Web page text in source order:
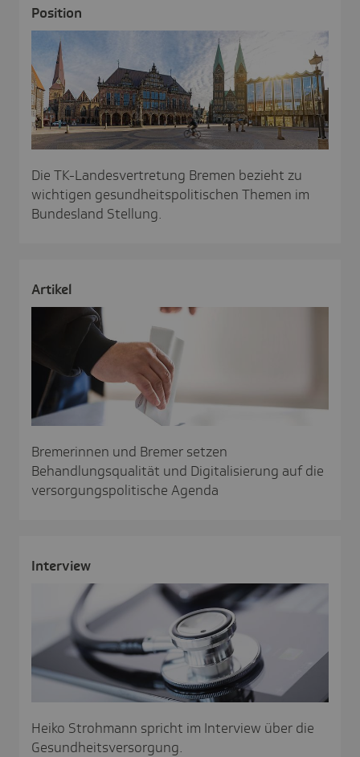
Posi­tion
Die TK-Landesvertretung Bremen bezieht zu
wichtigen gesundheitspolitischen Themen im
Bundesland Stellung.
Artikel
Bremerinnen und Bremer setzen
Behandlungsqualität und Digitalisierung auf die
versorgungspolitische Agenda
Inter­view
Heiko Strohmann spricht im Interview über die
Gesundheitsversorgung.